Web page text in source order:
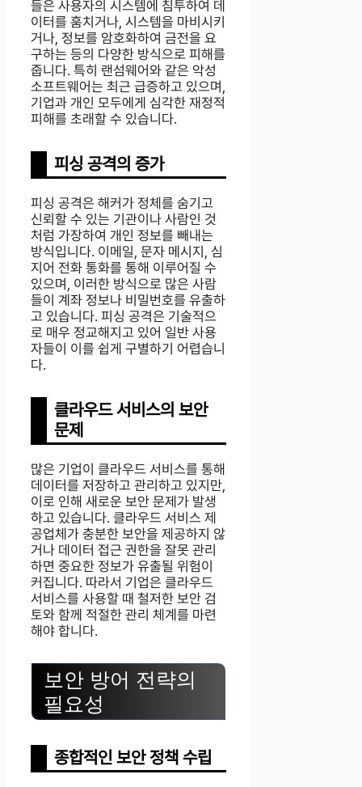
들은 사용자의 시스템에 침투하여 데
이터를 훔치거나, 시스템을 마비시키
거나, 정보를 암호화하여 금전을 요
구하는 등의 다양한 방식으로 피해를
줍니다. 특히 랜섬웨어와 같은 악성
소프트웨어는 최근 급증하고 있으며,
기업과 개인 모두에게 심각한 재정적
피해를 초래할 수 있습니다.
피싱 공격의 증가
피싱 공격은 해커가 정체를 숨기고
신뢰할 수 있는 기관이나 사람인 것
처럼 가장하여 개인 정보를 빼내는
방식입니다. 이메일, 문자 메시지, 심
지어 전화 통화를 통해 이루어질 수
있으며, 이러한 방식으로 많은 사람
들이 계좌 정보나 비밀번호를 유출하
고 있습니다. 피싱 공격은 기술적으
로 매우 정교해지고 있어 일반 사용
자들이 이를 쉽게 구별하기 어렵습니
다.
클라우드 서비스의 보안
문제
많은 기업이 클라우드 서비스를 통해
데이터를 저장하고 관리하고 있지만,
이로 인해 새로운 보안 문제가 발생
하고 있습니다. 클라우드 서비스 제
공업체가 충분한 보안을 제공하지 않
거나 데이터 접근 권한을 잘못 관리
하면 중요한 정보가 유출될 위험이
커집니다. 따라서 기업은 클라우드
서비스를 사용할 때 철저한 보안 검
토와 함께 적절한 관리 체계를 마련
해야 합니다.
보안 방어 전략의
필요성
종합적인 보안 정책 수립